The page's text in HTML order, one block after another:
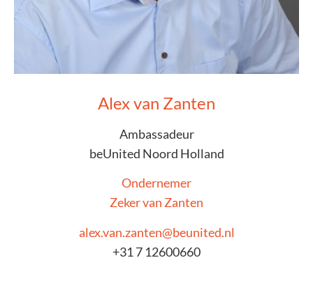
Alex van Zanten
Ambassadeur
beUnited Noord Holland
Ondernemer
Zeker van Zanten
alex.van.zanten@beunited.nl
+31 7 12600660